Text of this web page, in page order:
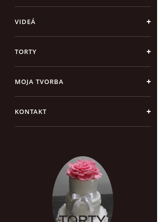
VIDEÁ
TORTY
MOJA TVORBA
KONTAKT